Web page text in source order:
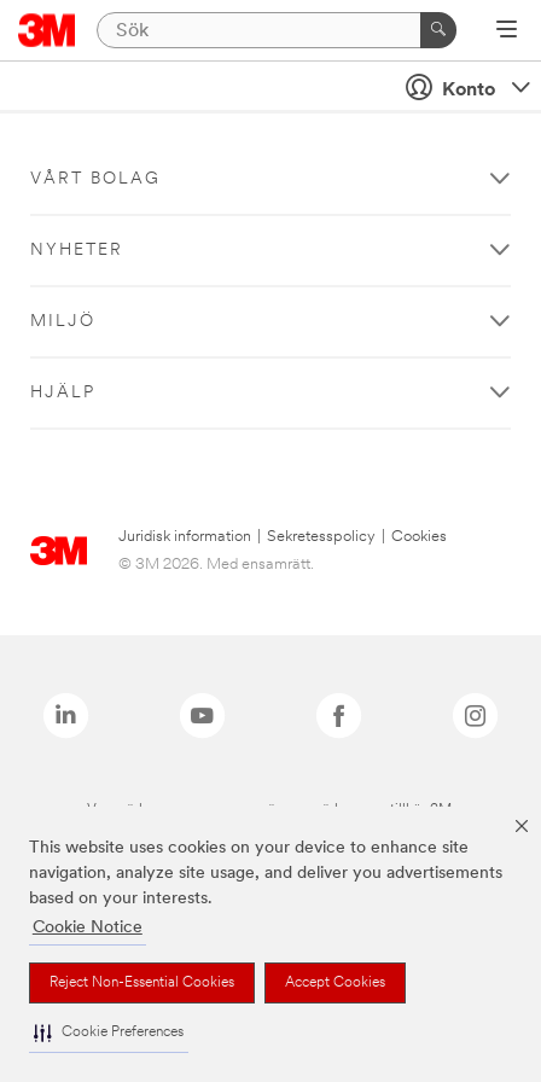
This website uses cookies on your device to enhance site
navigation, analyze site usage, and deliver you advertisements
based on your interests.
Cookie Notice
Reject Non-Essential Cookies Accept Cookies
Cookie Preferences
Konto
VÅRT BOLAG
NYHETER
MILJÖ
HJÄLP
Juridisk information Sekretesspolicy
Cookies
© 3M 2026. Med ensamrätt.
Varumärken som anges ovan är varumärken som tillhör 3M.